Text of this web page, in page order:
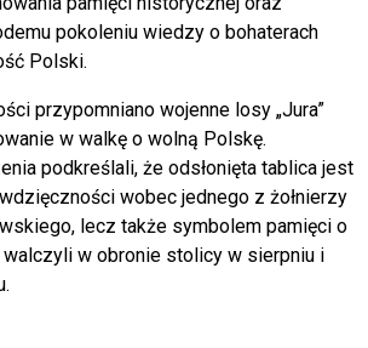
pokoleniu wiedzy o bohaterach
Polski.
przypomniano wojenne losy „Jura”
w walkę o wolną Polskę.
podkreślali, że odsłonięta tablica jest
wobec jednego z żołnierzy
lecz także symbolem pamięci o
w obronie stolicy w sierpniu i